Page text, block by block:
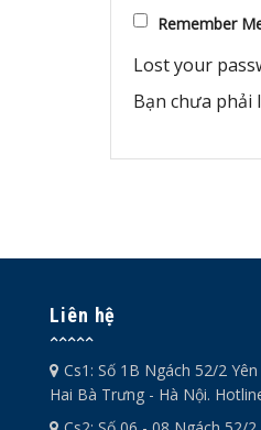
Remember
Lost your
Bạn chưa phải
Liên hệ
Cs1: Số 1B Ngách 52/2
Hai Bà Trưng - Hà Nội.